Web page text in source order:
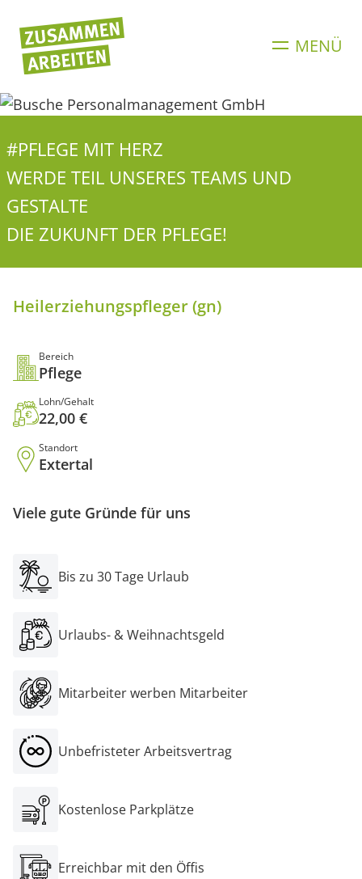
zum
Inhalt
MENÜ
#PFLEGE MIT HERZ
WERDE TEIL UNSERES TEAMS UND
GESTALTE
DIE ZUKUNFT DER PFLEGE!
Heilerziehungspfleger (gn)
Bereich
Pflege
Lohn/Gehalt
22,00 €
Standort
Extertal
Viele gute Gründe für uns
Bis zu 30 Tage Urlaub
Urlaubs- & Weihnachtsgeld
Mitarbeiter werben Mitarbeiter
Unbefristeter Arbeitsvertrag
Kostenlose Parkplätze
Erreichbar mit den Öffis